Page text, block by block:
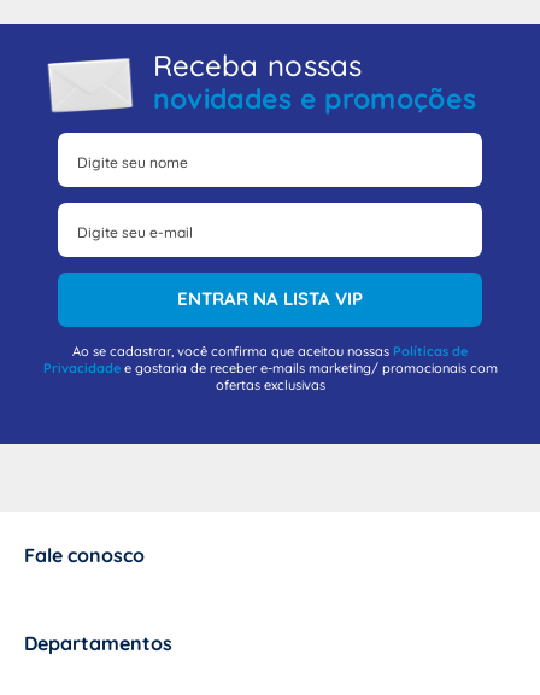
Receba nossas
novidades e promoções
ENTRAR NA LISTA VIP
Ao se cadastrar, você confirma que aceitou nossas Políticas de
Privacidadee gostaria de receber e-mails marketing/ promocionais com
ofertas exclusivas
Fale conosco
Departamentos